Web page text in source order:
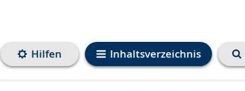
Inhaltsverzeichnis
Hilfen